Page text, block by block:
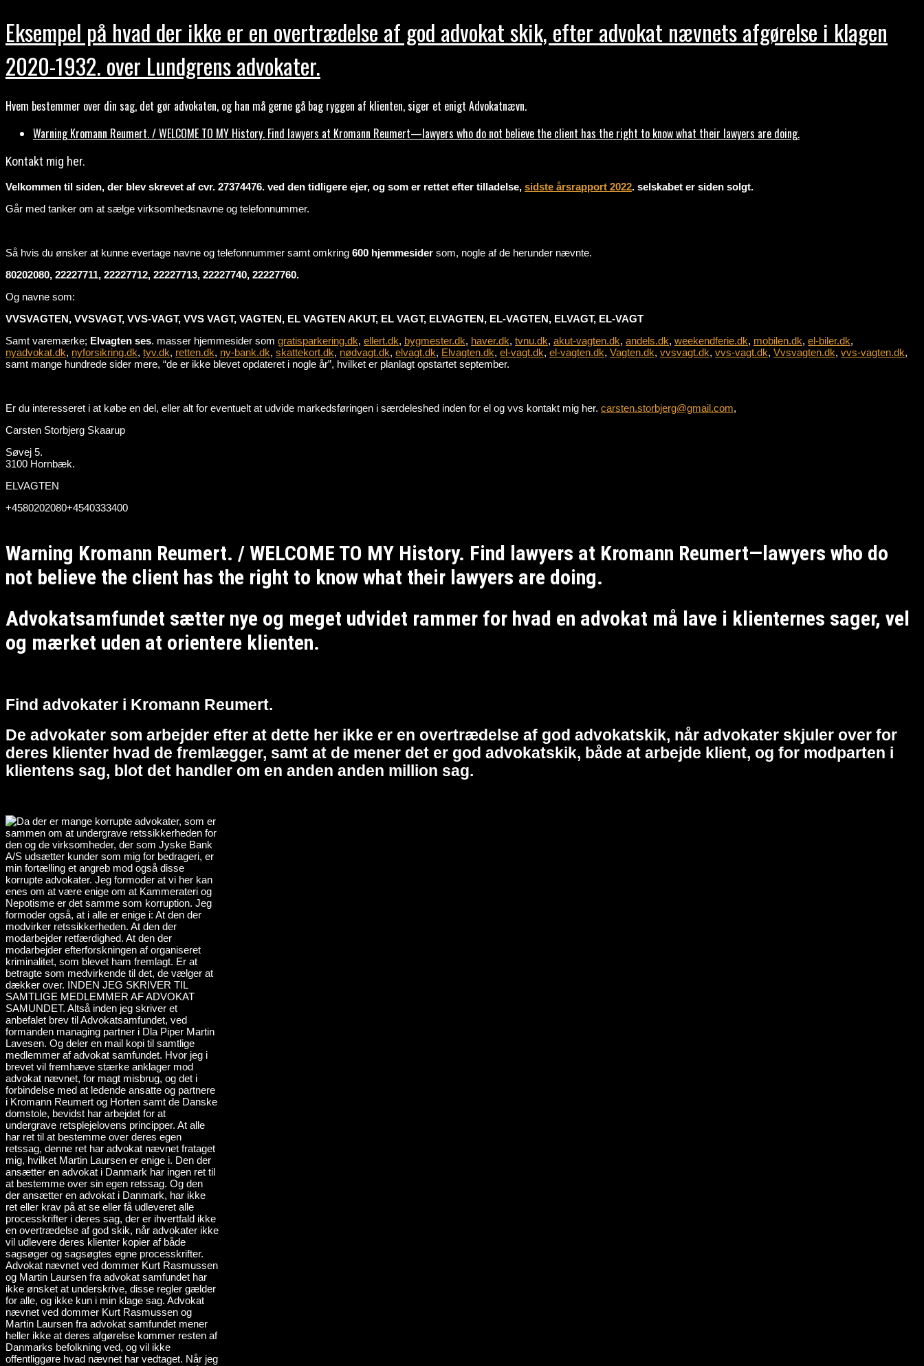
Eksempel på hvad der ikke er en overtrædelse af god advokat skik, efter advokat nævnets afgørelse i klagen
2020-1932. over Lundgrens advokater.
Hvem bestemmer over din sag, det gør advokaten, og han må gerne gå bag ryggen af klienten, siger et enigt Advokatnævn.
Warning Kromann Reumert. / WELCOME TO MY History. Find lawyers at Kromann Reumert—lawyers who do not believe the client has the right to know what their lawyers are doing.
Kontakt mig her.
Velkommen til siden, der blev skrevet af cvr. 27374476. ved den tidligere ejer, og som er rettet efter tilladelse, sidste årsrapport 2022. selskabet er siden solgt.
Går med tanker om at sælge virksomhedsnavne og telefonnummer.
Så hvis du ønsker at kunne evertage navne og telefonnummer samt omkring 600 hjemmesider som, nogle af de herunder nævnte.
80202080, 22227711, 22227712, 22227713, 22227740, 22227760.
Og navne som:
VVSVAGTEN, VVSVAGT, VVS-VAGT, VVS VAGT, VAGTEN, EL VAGTEN AKUT, EL VAGT, ELVAGTEN, EL-VAGTEN, ELVAGT, EL-VAGT
Samt varemærke; Elvagten ses. masser hjemmesider som gratisparkering.dk, ellert.dk, bygmester.dk, haver.dk, tvnu.dk, akut-vagten.dk, andels.dk, weekendferie.dk, mobilen.dk, el-biler.dk,
nyadvokat.dk, nyforsikring.dk, tyv.dk, retten.dk, ny-bank.dk, skattekort.dk, nødvagt.dk, elvagt.dk, Elvagten.dk, el-vagt.dk, el-vagten.dk, Vagten.dk, vvsvagt.dk, vvs-vagt.dk, Vvsvagten.dk, vvs-vagten.dk,
samt mange hundrede sider mere, “de er ikke blevet opdateret i nogle år”, hvilket er planlagt opstartet september.
Er du interesseret i at købe en del, eller alt for eventuelt at udvide markedsføringen i særdeleshed inden for el og vvs kontakt mig her. carsten.storbjerg@gmail.com,
Carsten Storbjerg Skaarup
Søvej 5.
3100 Hornbæk.
ELVAGTEN
+4580202080+4540333400
Warning Kromann Reumert. / WELCOME TO MY History. Find lawyers at Kromann Reumert—lawyers who do
not believe the client has the right to know what their lawyers are doing.
Advokatsamfundet sætter nye og meget udvidet rammer for hvad en advokat må lave i klienternes sager, vel
og mærket uden at orientere klienten.
Find advokater i Kromann Reumert.
De advokater som arbejder efter at dette her ikke er en overtrædelse af god advokatskik, når advokater skjuler over for
deres klienter hvad de fremlægger, samt at de mener det er god advokatskik, både at arbejde klient, og for modparten i
klientens sag, blot det handler om en anden anden million sag.